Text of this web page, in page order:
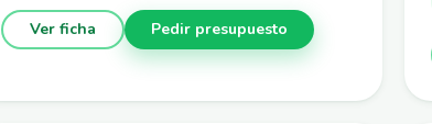
Ver ficha Pedir presupuesto